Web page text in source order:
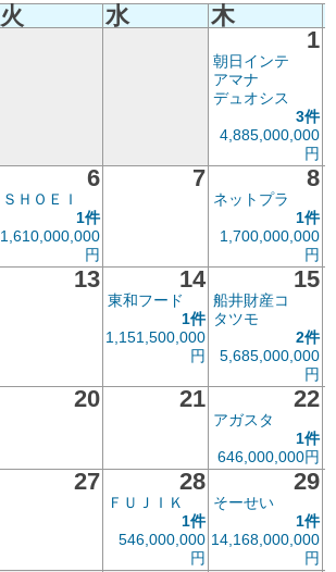
火 水 木
1
朝日インテ
アマナ
デュオシス
3件
4,885,000,000
円
6
ＳＨＯＥＩ
1件
1,610,000,000
円
7 8
ネットプラ
1件
1,700,000,000
円
13 14
東和フード
1件
1,151,500,000
円
15
船井財産コ
タツモ
2件
5,685,000,000
円
20 21 22
アガスタ
1件
646,000,000円
27 28
ＦＵＪＩＫ
1件
546,000,000
円
29
そーせい
1件
14,168,000,000
円